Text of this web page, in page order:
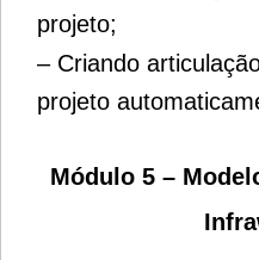
projeto;
– Criando
projeto
Módulo 5 –